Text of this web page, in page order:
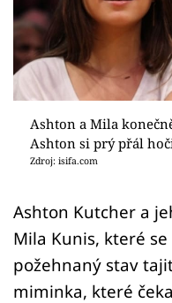
Ashton a Mila
Ashton si prý přál
Zdroj: isifa.com
Ashton Kutcher a
Mila Kunis, které
požehnaný stav
miminka, které